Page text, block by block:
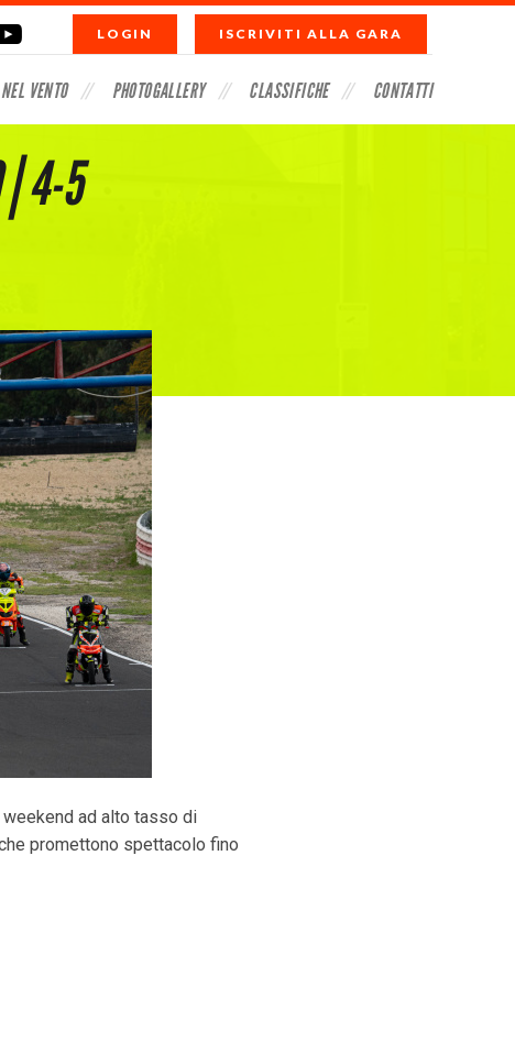
LOGIN ISCRIVITI ALLA GARA
VENTO PHOTOGALLERY CLASSIFICHE CONTATTI
| 4-5
ad alto tasso di
promettono spettacolo fino